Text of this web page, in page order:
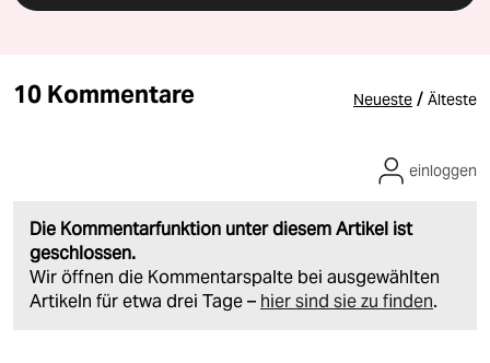
10 Kommentare Neueste / Älteste
Die Kommentarfunktion unter diesem Artikel ist
geschlossen.
Wir öffnen die Kommentarspalte bei ausgewählten
Artikeln für etwa drei Tage – hier sind sie zu finden.
einloggen